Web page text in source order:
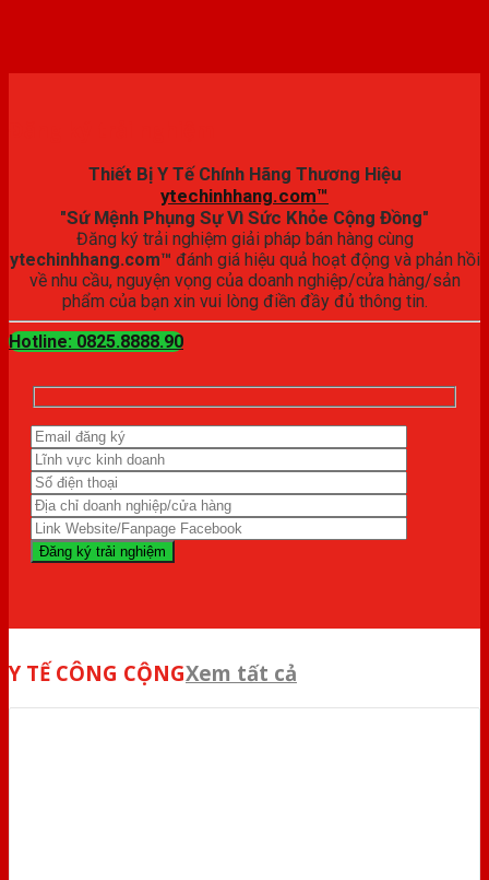
Thiết Bị Y Tế Chính Hãng Thương Hiệu
ytechinhhang.com™
"Sứ Mệnh Phụng Sự Vì Sức Khỏe Cộng Đồng"
Đăng ký trải nghiệm giải pháp bán hàng cùng
ytechinhhang.com™ đánh giá hiệu quả hoạt động và phản hồi
về nhu cầu, nguyện vọng của doanh nghiệp/cửa hàng/sản
phẩm của bạn xin vui lòng điền đầy đủ thông tin.
Hotline: 0825.8888.90
Y TẾ CÔNG CỘNGXem tất cả